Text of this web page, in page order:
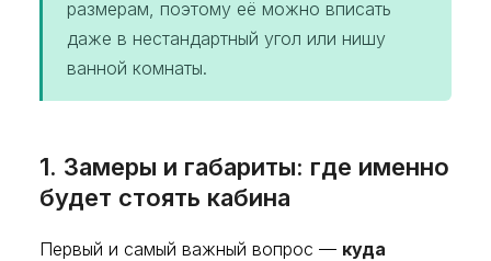
размерам, поэтому её можно вписать
даже в нестандартный угол или нишу
ванной комнаты.
1. Замеры и габариты: где именно
будет стоять кабина
Первый и самый важный вопрос — куда